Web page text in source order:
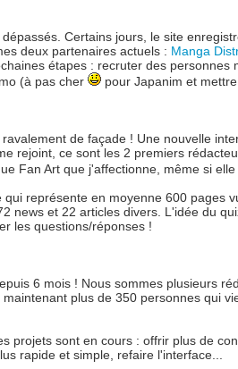
Certains jours, le site
deux partenaires actuels : Manga
étapes : recruter des personnes
(à pas cher
pour Japanim et
de façade ! Une nouvelle
rejoint, ce sont les 2 premiers
Fan Art que j'affectionne, même si
représente en moyenne 600 pages
news et 22 articles divers. L'idée du
les questions/réponses !
6 mois ! Nous sommes plusieurs
plus de 350 personnes qui
projets sont en cours : offrir plus de
rapide et simple, refaire l'interface...